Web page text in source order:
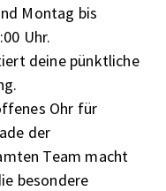
Montag bis
Uhr.
deine pünktliche
Ohr für
der
Team macht
besondere